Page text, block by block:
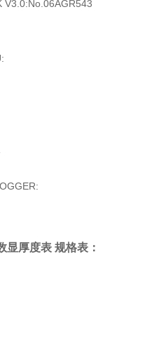
V3.0:No.06AGR543
显厚度表 规格表：